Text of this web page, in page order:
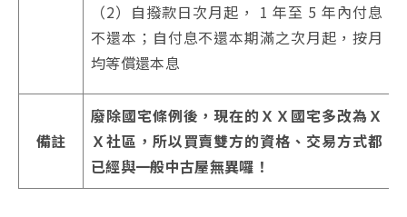
（2）自撥款日次月起， 1 年至 5 年內付息
不還本；自付息不還本期滿之次月起，按月
均等償還本息
備註
廢除國宅條例後，現在的ＸＸ國宅多改為Ｘ
Ｘ社區，所以買賣雙方的資格、交易方式都
已經與一般中古屋無異囉！